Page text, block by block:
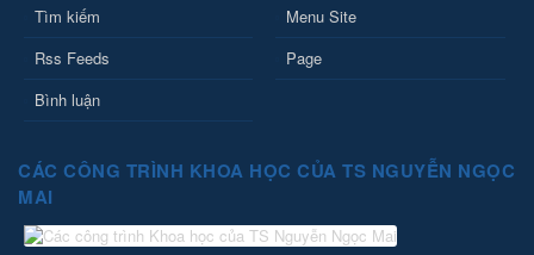
Tìm kiếm
Menu Site
Rss Feeds
Page
Bình luận
CÁC CÔNG TRÌNH KHOA HỌC CỦA TS NGUYỄN NGỌC
MAI